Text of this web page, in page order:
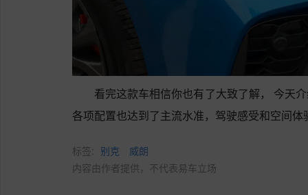
看完这款车相信你也有了大致了解， 今天
各项配置也达到了主流水准，驾驶感受和空间
标签: 别克
威朗
内容由作者提供，不代表易车立场